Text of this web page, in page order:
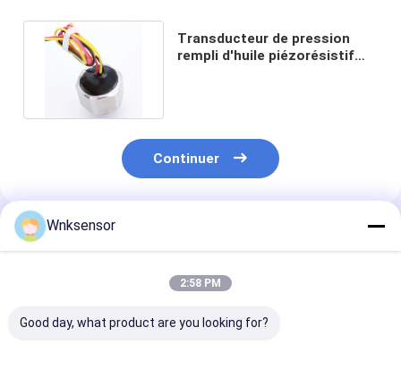
Transducteur de pression
rempli d'huile piézorésistif
Continuer
Produits Recommandés
Wnksensor
2:58 PM
Good day, what product are you looking for?